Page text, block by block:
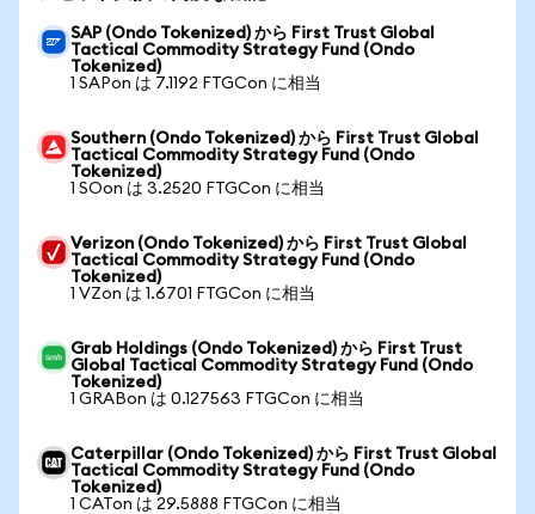
SAP (Ondo Tokenized) から First Trust Global
Tactical Commodity Strategy Fund (Ondo
Tokenized)
1 SAPon は 7.1192 FTGCon に相当
Southern (Ondo Tokenized) から First Trust Global
Tactical Commodity Strategy Fund (Ondo
Tokenized)
1 SOon は 3.2520 FTGCon に相当
Verizon (Ondo Tokenized) から First Trust Global
Tactical Commodity Strategy Fund (Ondo
Tokenized)
1 VZon は 1.6701 FTGCon に相当
Grab Holdings (Ondo Tokenized) から First Trust
Global Tactical Commodity Strategy Fund (Ondo
Tokenized)
1 GRABon は 0.127563 FTGCon に相当
Caterpillar (Ondo Tokenized) から First Trust Global
Tactical Commodity Strategy Fund (Ondo
Tokenized)
1 CATon は 29.5888 FTGCon に相当